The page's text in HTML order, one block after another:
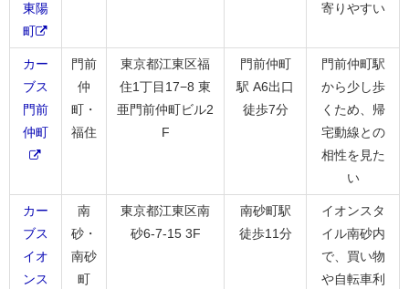
東陽
町
寄りやすい
カー
ブス
門前
仲町
門前
仲
町・
福住
東京都江東区福
住1丁目17−8 東
亜門前仲町ビル2
F
門前仲町
駅 A6出口
徒歩7分
門前仲町駅
から少し歩
くため、帰
宅動線との
相性を見た
い
カー
ブス
イオ
ンス
南
砂・
南砂
町
東京都江東区南
砂6-7-15 3F
南砂町駅
徒歩11分
イオンスタ
イル南砂内
で、買い物
や自転車利